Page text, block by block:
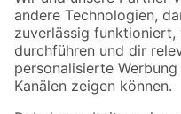
Zur Newsletter
Folge uns